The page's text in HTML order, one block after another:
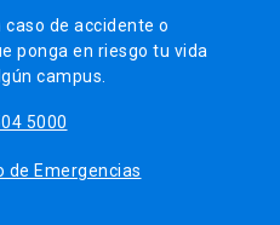
de accidente o
ponga en riesgo tu vida
campus.
5000
de Emergencias